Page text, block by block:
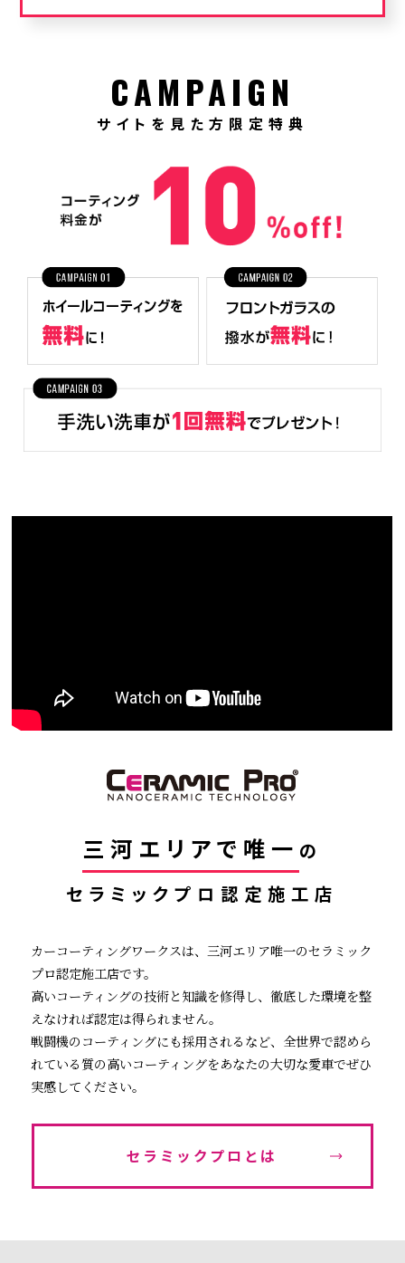
CAMPAIGN
サイトを見た方限定特典
三河エリアで唯一 の
セラミックプロ認定施工店
カーコーティングワークスは、三河エリア唯一のセラミック
プロ認定施工店です。
高いコーティングの技術と知識を修得し、徹底した環境を整
えなければ認定は得られません。
戦闘機のコーティングにも採用されるなど、全世界で認めら
れている質の高いコーティングをあなたの大切な愛車でぜひ
実感してください。
セラミックプロとは